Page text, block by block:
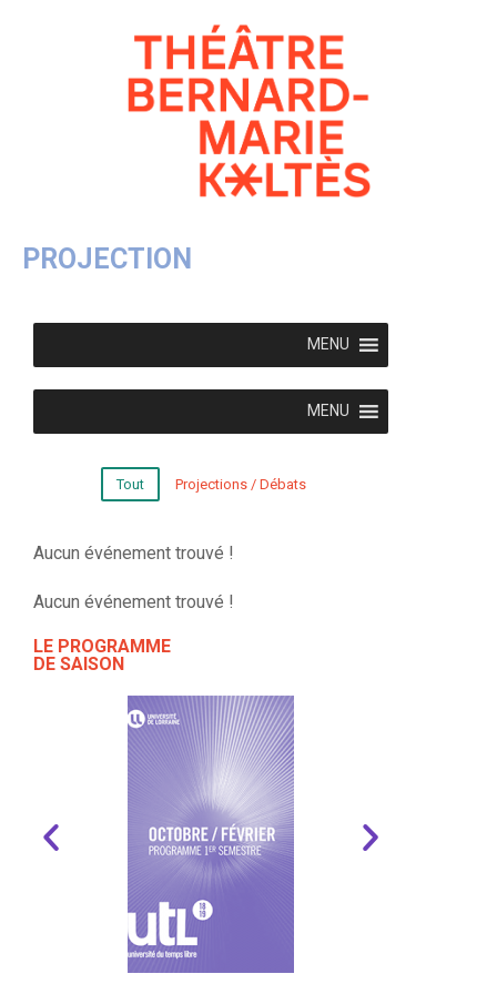
PROJECTION
MENU
MENU
Tout Projections / Débats
Aucun événement trouvé !
Aucun événement trouvé !
LE PROGRAMME
DE SAISON